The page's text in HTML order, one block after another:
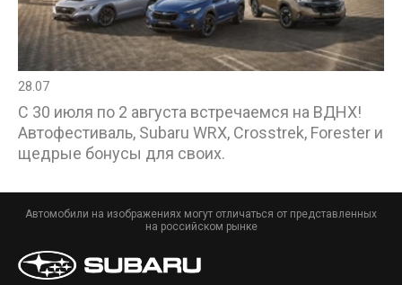
28.07
С 30 июля по 2 августа встречаемся на ВДНХ!
Автофестиваль, Subaru WRX, Crosstrek, Forester и
щедрые бонусы для своих.
Автомобили на изображениях могут отличаться от представленных
на российском рынке